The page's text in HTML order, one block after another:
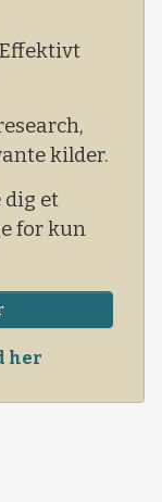
er det
der
kilder.
dig et
for kun
her